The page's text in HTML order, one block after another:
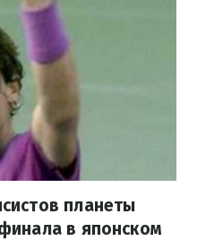
планеты
в японском